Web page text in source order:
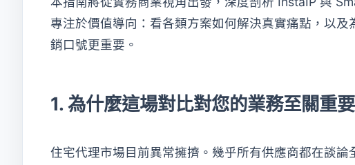
專注於價值導向：看各類方案如何解決真實痛點，以
銷口號更重要。
1. 為什麼這場對比對您的業務至關重
住宅代理市場目前異常擁擠。幾乎所有供應商都在談